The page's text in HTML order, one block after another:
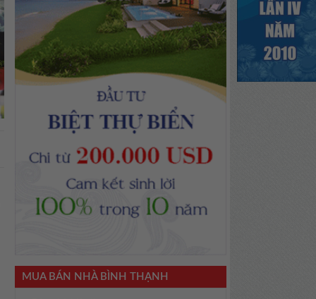
MUA BÁN NHÀ BÌNH THẠNH